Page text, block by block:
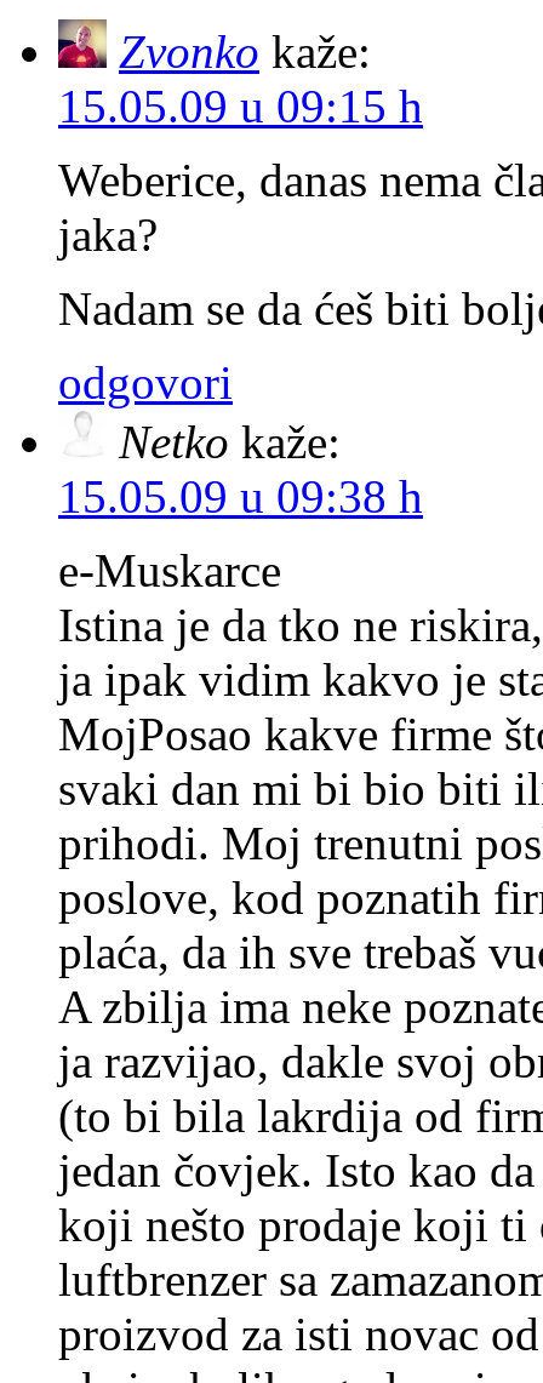
Zvonko kaže:
15.05.09 u 09:15 h
Weberice, danas nema
jaka?
Nadam se da ćeš biti
odgovori
Netko kaže:
15.05.09 u 09:38 h
e-Muskarce
Istina je da tko ne
ja ipak vidim kakvo je
MojPosao kakve firme
svaki dan mi bi bio biti
prihodi. Moj trenutni
poslove, kod poznatih
plaća, da ih sve trebaš
A zbilja ima neke
ja razvijao, dakle svoj
(to bi bila lakrdija od
jedan čovjek. Isto kao
koji nešto prodaje koji ti
luftbrenzer sa
proizvod za isti novac